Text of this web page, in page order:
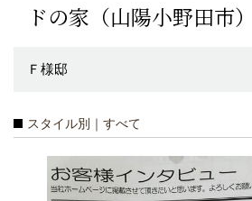
ドの家（山陽小野田市）
Ｆ様邸
スタイル別｜すべて